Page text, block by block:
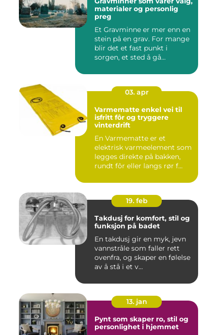
materialer og personlig
preg
Et Gravminne er mer enn en
stein på en grav. For mange
blir det et fast punkt i
sorgen, et sted å gå...
03. apr
Varmematte enkel vei til
isfritt fôr og tryggere
vinterdrift
En Varmematte er et
elektrisk varmeelement som
legges direkte på bakken,
rundt fôr eller langs rør f...
19. feb
Takdusj for komfort, stil og
funksjon på badet
En takdusj gir en myk, jevn
vannstråle som faller rett
ovenfra, og skaper en følelse
av å stå i et v...
13. jan
Pynt som skaper ro, stil og
personlighet i hjemmet